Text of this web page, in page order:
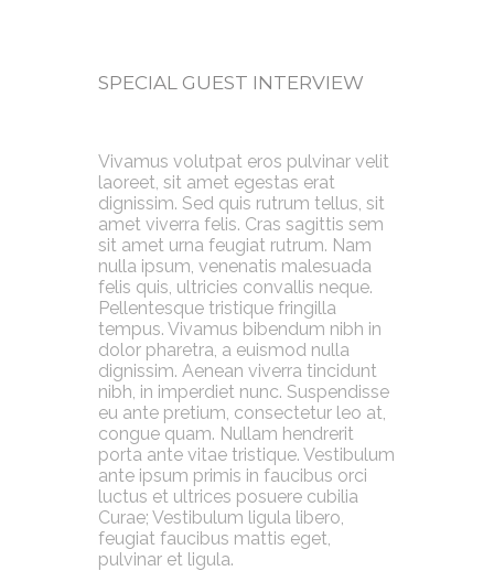
SPECIAL GUEST INTERVIEW
Vivamus volutpat eros pulvinar velit
laoreet, sit amet egestas erat
dignissim. Sed quis rutrum tellus, sit
amet viverra felis. Cras sagittis sem
sit amet urna feugiat rutrum. Nam
nulla ipsum, venenatis malesuada
felis quis, ultricies convallis neque.
Pellentesque tristique fringilla
tempus. Vivamus bibendum nibh in
dolor pharetra, a euismod nulla
dignissim. Aenean viverra tincidunt
nibh, in imperdiet nunc. Suspendisse
eu ante pretium, consectetur leo at,
congue quam. Nullam hendrerit
porta ante vitae tristique. Vestibulum
ante ipsum primis in faucibus orci
luctus et ultrices posuere cubilia
Curae; Vestibulum ligula libero,
feugiat faucibus mattis eget,
pulvinar et ligula.